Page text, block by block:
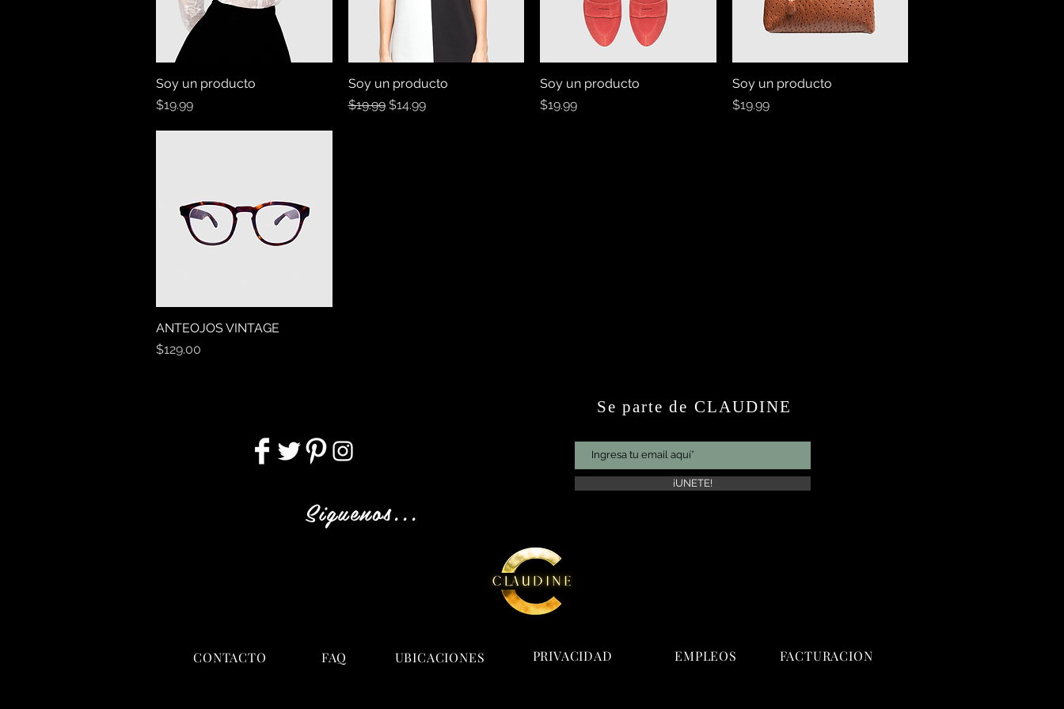
Vista rápida
Soy un producto
Precio
$19.99
Vista rápida
Soy un producto
Precio
$19.99 Precio de oferta
$14.99
Vista rápida
Soy un producto
Precio
$19.99
Vista rápida
Soy un producto
Precio
$19.99
Vista rápida
ANTEOJOS VINTAGE
Precio
$129.00
Siguenos...
Se parte de CLAUDINE
¡UNETE!
CONTACTO FAQ UBICACIONES PRIVACIDAD EMPLEOS FACTURACION